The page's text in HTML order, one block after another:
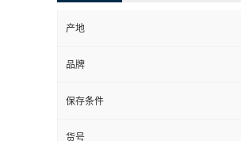
产地
品牌
保存条件
货号